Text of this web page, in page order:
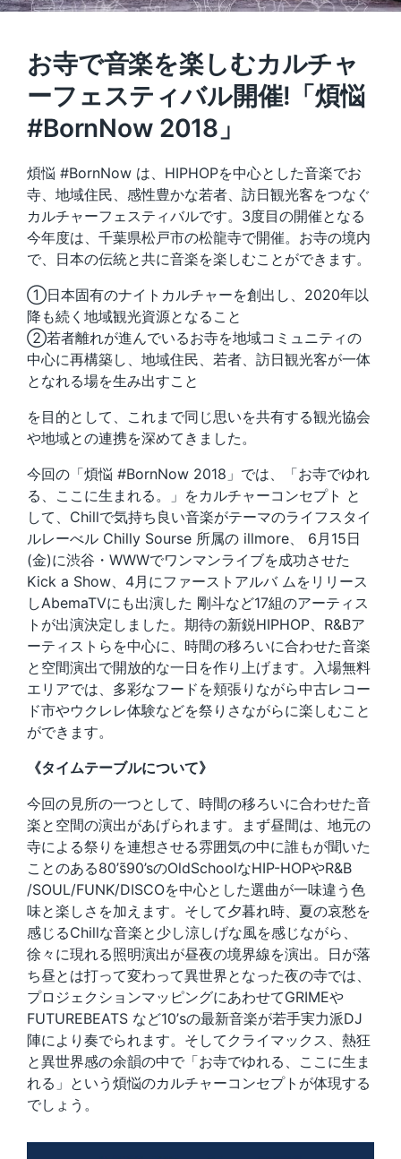
お寺で音楽を楽しむカルチャ
ーフェスティバル開催!「煩悩
#BornNow 2018」
煩悩 #BornNow は、HIPHOPを中心とした音楽でお
寺、地域住民、感性豊かな若者、訪日観光客をつなぐ
カルチャーフェスティバルです。3度目の開催となる
今年度は、千葉県松戸市の松龍寺で開催。お寺の境内
で、日本の伝統と共に音楽を楽しむことができます。
①日本固有のナイトカルチャーを創出し、2020年以
降も続く地域観光資源となること
②若者離れが進んでいるお寺を地域コミュニティの
中心に再構築し、地域住民、若者、訪日観光客が一体
となれる場を生み出すこと
を目的として、これまで同じ思いを共有する観光協会
や地域との連携を深めてきました。
今回の「煩悩 #BornNow 2018」では、「お寺でゆれ
る、ここに生まれる。」をカルチャーコンセプト と
して、Chillで気持ち良い音楽がテーマのライフスタイ
ルレーべル Chilly Sourse 所属の illmore、 6月15日
(金)に渋谷・WWWでワンマンライブを成功させた
Kick a Show、4月にファーストアルバ ムをリリース
しAbemaTVにも出演した 剛斗など17組のアーティス
トが出演決定しました。期待の新鋭HIPHOP、R&Bア
ーティストらを中心に、時間の移ろいに合わせた音楽
と空間演出で開放的な一日を作り上げます。入場無料
エリアでは、多彩なフードを頬張りながら中古レコー
ド市やウクレレ体験などを祭りさながらに楽しむこと
ができます。
《タイムテーブルについて》
今回の見所の一つとして、時間の移ろいに合わせた音
楽と空間の演出があげられます。まず昼間は、地元の
寺による祭りを連想させる雰囲気の中に誰もが聞いた
ことのある80’s̃90’sのOldSchoolなHIP-HOPやR&B
/SOUL/FUNK/DISCOを中心とした選曲が一味違う色
味と楽しさを加えます。そして夕暮れ時、夏の哀愁を
感じるChillな音楽と少し涼しげな風を感じながら、
徐々に現れる照明演出が昼夜の境界線を演出。日が落
ち昼とは打って変わって異世界となった夜の寺では、
プロジェクションマッピングにあわせてGRIMEや
FUTUREBEATS など10’sの最新音楽が若手実力派DJ
陣により奏でられます。そしてクライマックス、熱狂
と異世界感の余韻の中で「お寺でゆれる、ここに生ま
れる」という煩悩のカルチャーコンセプトが体現する
でしょう。